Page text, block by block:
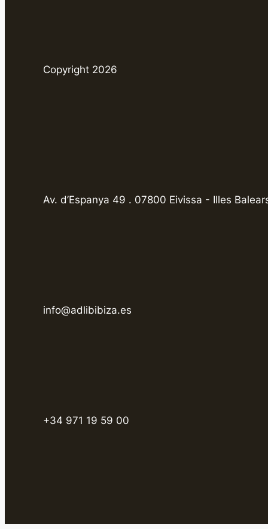
Copyright 2026
Av. d’Espanya 49 . 07800 Eivissa - Illes
info@adlibibiza.es
+34 971 19 59 00